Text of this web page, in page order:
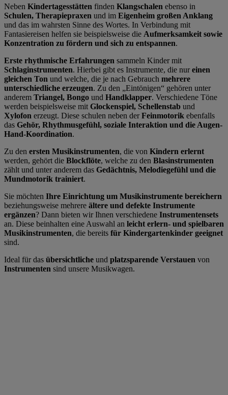
Neben Kindertagesstätten finden Klangschalen ebenso in
Schulen, Therapiepraxen und im Eigenheim großen Anklang
und das im wahrsten Sinne des Wortes. In Verbindung mit
Fantasiereisen helfen sie beispielsweise die Aufmerksamkeit sowie
Konzentration zu fördern und sich zu entspannen.
Erste rhythmische Erfahrungen sammeln Kinder mit
Schlaginstrumenten. Hierbei gibt es Instrumente, die nur einen
gleichen Ton und welche, die je nach Gebrauch mehrere
unterschiedliche erzeugen. Zu den „Eintönigen“ gehören unter
anderem Triangel, Bongo und Handklapper. Verschiedene Töne
werden beispielsweise mitGlockenspiel, Schellenstab und
Xylofon erzeugt. Diese schulen neben der Feinmotorik ebenfalls
das Gehör, Rhythmusgefühl, soziale Interaktion und die Augen-
Hand-Koordination.
Zu den ersten Musikinstrumenten, die von Kindern erlernt
werden, gehört die Blockflöte, welche zu den Blasinstrumenten
zählt und unter anderem das Gedächtnis, Melodiegefühl und die
Mundmotorik trainiert.
Sie möchten Ihre Einrichtung um Musikinstrumente bereichern
beziehungsweise mehrere ältere und defekte Instrumente
ergänzen? Dann bieten wir Ihnen verschiedene Instrumentensets
an. Diese beinhalten eine Auswahl an leicht erlern- und spielbaren
Musikinstrumenten, die bereits für Kindergartenkinder geeignet
sind.
Ideal für das übersichtliche und platzsparende Verstauen von
Instrumenten sind unsere Musikwagen.